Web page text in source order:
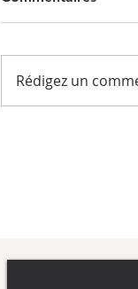
Rédigez un